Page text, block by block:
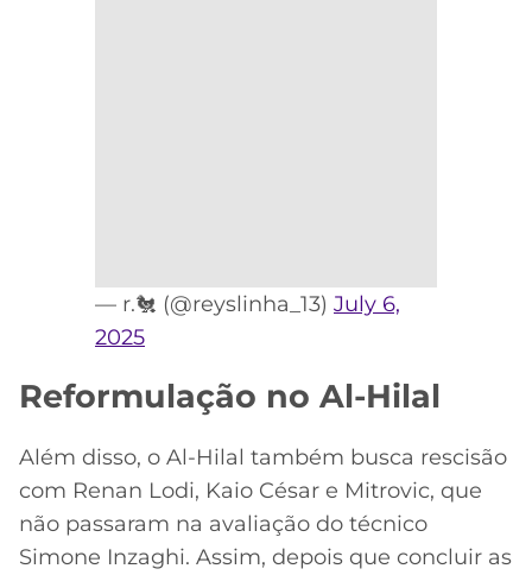
— r.🐔 (@reyslinha_13) July 6,
2025
Reformulação no Al-Hilal
Além disso, o Al-Hilal também busca rescisão
com Renan Lodi, Kaio César e Mitrovic, que
não passaram na avaliação do técnico
Simone Inzaghi. Assim, depois que concluir as